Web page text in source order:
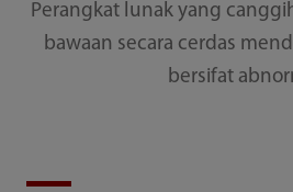
Perangkat lunak yang
bawaan secara cerdas
bersifat